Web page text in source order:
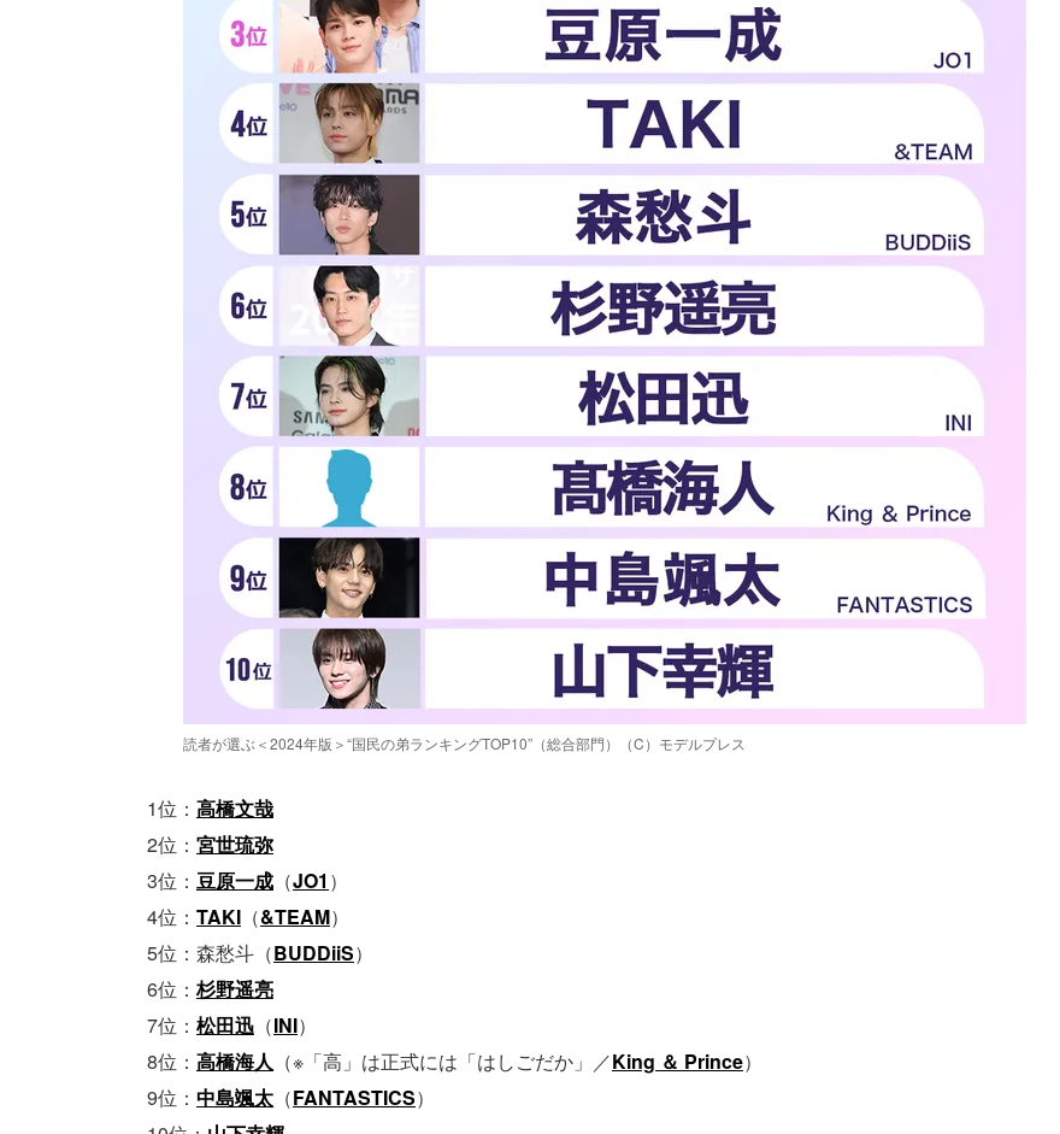
読者が選ぶ＜2024年版＞“国民の弟ランキングTOP10”（総合部門）（C）モデルプレス
1位： 高橋文哉
2位： 宮世琉弥
3位： 豆原一成 （JO1 ）
4位： TAKI （&TEAM）
5位：森愁斗（BUDDiiS）
6位： 杉野遥亮
7位： 松田迅 （INI）
8位： 高橋海人 （※「高」は正式には「はしごだか」／King ＆ Prince）
9位： 中島颯太 （FANTASTICS）